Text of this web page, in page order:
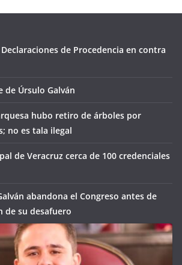
de Procedencia en contra
de Úrsulo Galván
hubo retiro de árboles por
no es tala ilegal
de Veracruz cerca de 100 credenciales
abandona el Congreso antes de
de su desafuero